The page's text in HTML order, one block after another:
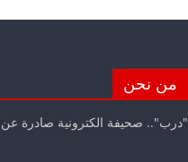
من نحن
"درب".. صحيفة الكترونية صادرة